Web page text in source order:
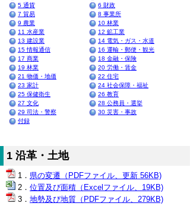
5 通貨
6 財政
7 貿易
8 事業所
9 農業
10 林業
11 水産業
12 鉱工業
13 建設業
14 電気・ガス・水道
15 情報通信
16 運輸・郵便・観光
17 商業
18 金融・保険
19 林業
20 労働・賃金
21 物価・地価
22 住宅
23 家計
24 社会保障・福祉
25 保健衛生
26 教育
27 文化
28 公務員・選挙
29 司法・警察
30 災害・事故
付録
1 沿革・土地
県の変遷（PDFファイル、更新 56KB)
位置及び面積（Excelファイル、19KB)
地勢及び地質（PDFファイル、279KB)